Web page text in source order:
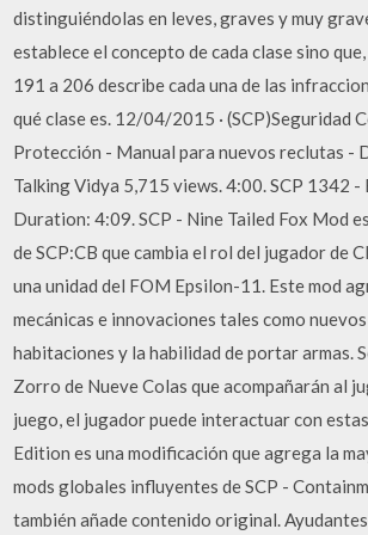
distinguiéndolas en leves, graves y muy
establece el concepto de cada clase sino
191 a 206 describe cada una de las
qué clase es. 12/04/2015 · (SCP)Seguridad
Protección - Manual para nuevos reclutas -
Talking Vidya 5,715 views. 4:00. SCP 1342
Duration: 4:09. SCP - Nine Tailed Fox Mod
de SCP:CB que cambia el rol del jugador de
una unidad del FOM Epsilon-11. Este mod
mecánicas e innovaciones tales como nuevos
habitaciones y la habilidad de portar armas.
Zorro de Nueve Colas que acompañarán al
juego, el jugador puede interactuar con
Edition es una modificación que agrega la
mods globales influyentes de SCP -
también añade contenido original. Ayudantes